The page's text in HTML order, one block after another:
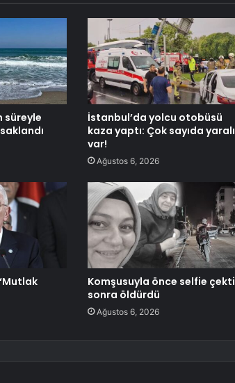
süreyle
İstanbul’da yolcu otobüsü
kaza yaptı: Çok sayıda yaralı
var!
Ağustos 6, 2026
Komşusuyla önce selfie çekti
sonra öldürdü
Ağustos 6, 2026